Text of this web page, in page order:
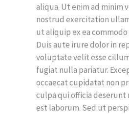
aliqua. Ut enim ad minim
nostrud exercitation
ut aliquip ex ea
Duis aute irure dolor in
voluptate velit esse
fugiat nulla pariatur.
occaecat cupidatat non
culpa qui officia deserunt
est laborum. Sed ut